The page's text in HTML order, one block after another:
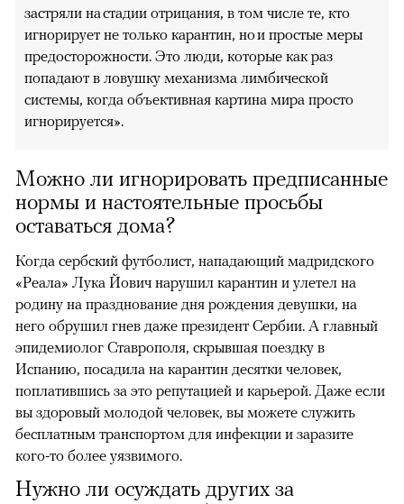
застряли на стадии отрицания, в том числе те, кто
игнорирует не только карантин, но и простые меры
предосторожности. Это люди, которые как раз
попадают в ловушку механизма лимбической
системы, когда объективная картина мира просто
игнорируется».
Можно ли игнорировать предписанные
нормы и настоятельные просьбы
оставаться дома?
Когда сербский футболист, нападающий мадридского
«Реала» Лука Йович нарушил карантин и улетел на
родину на празднование дня рождения девушки, на
него обрушил гнев даже президент Сербии. А главный
эпидемиолог Ставрополя, скрывшая поездку в
Испанию, посадила на карантин десятки человек,
поплатившись за это репутацией и карьерой. Даже если
вы здоровый молодой человек, вы можете служить
бесплатным транспортом для инфекции и заразите
кого-то более уязвимого.
Нужно ли осуждать других за